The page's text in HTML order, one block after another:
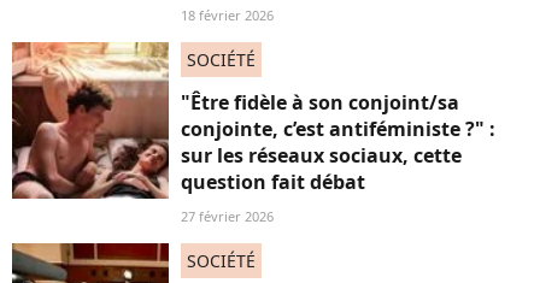
18 février 2026
SOCIÉTÉ
"Être fidèle à son conjoint/sa
conjointe, c’est antiféministe ?" :
sur les réseaux sociaux, cette
question fait débat
27 février 2026
SOCIÉTÉ